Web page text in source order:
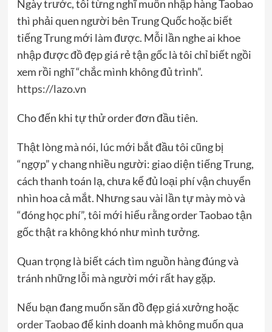
Ngày trước, tôi từng nghĩ muốn nhập hàng Taobao
thì phải quen người bên Trung Quốc hoặc biết
tiếng Trung mới làm được. Mỗi lần nghe ai khoe
nhập được đồ đẹp giá rẻ tận gốc là tôi chỉ biết ngồi
xem rồi nghĩ “chắc mình không đủ trình”.
https://lazo.vn
Cho đến khi tự thử order đơn đầu tiên.
Thật lòng mà nói, lúc mới bắt đầu tôi cũng bị
“ngợp” y chang nhiều người: giao diện tiếng Trung,
cách thanh toán lạ, chưa kể đủ loại phí vận chuyển
nhìn hoa cả mắt. Nhưng sau vài lần tự mày mò và
“đóng học phí”, tôi mới hiểu rằng order Taobao tận
gốc thật ra không khó như mình tưởng.
Quan trọng là biết cách tìm nguồn hàng đúng và
tránh những lỗi mà người mới rất hay gặp.
Nếu bạn đang muốn săn đồ đẹp giá xưởng hoặc
order Taobaođể kinh doanh mà không muốn qua